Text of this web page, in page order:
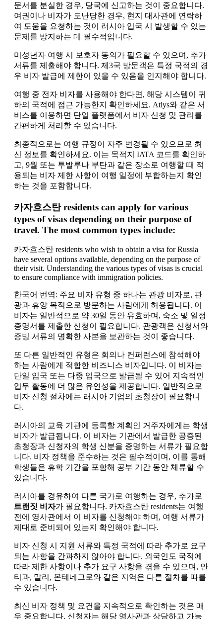
문서를 분실한 경우, 당국에 신고하는 것이 중요합니다.
여권이나 비자가 도난당한 경우, 현지 대사관에 연락하
여 도움을 요청하는 것이 러시아 입국 시 발생할 수 있는
문제를 방지하는 데 필수적입니다.
미성년자 여행 시 보호자 동의가 필요할 수 있으며, 추가
서류를 제출해야 합니다. 제3국 방문객은 특정 국적의 경
우 비자 발급에 제한이 있을 수 있음을 인지해야 합니다.
여행 중 전자 비자를 사용해야 한다면, 해당 시스템이 귀
하의 국적에 접근 가능한지 확인하세요. Atlys와 같은 서
비스를 이용하면 단일 플랫폼에서 비자 신청 및 관리를
간편하게 처리할 수 있습니다.
최종적으로는 여행 규정이 자주 변경될 수 있으므로 최
신 정보를 확인하세요. 이는 목적지 IATA 코드를 확인하
고, 9월 또는 투발루나 부탄과 같은 장소로 여행할 때 적
용되는 비자 제한 사항이 여행 일정에 부합하는지 확인
하는 것을 포함합니다.
카자흐스탄 residents can apply for various
types of visas depending on their purpose of
travel. The most common types include:
카자흐스탄 residents who wish to obtain a visa for Russia
have several options available, depending on the purpose of
their visit. Understanding the various types of visas is crucial
to ensure compliance with immigration policies.
한국어 번역: 주요 비자 유형 중 하나는 관광 비자로, 관
광과 휴양 목적으로 방문하는 사람에게 허용됩니다. 이
비자는 일반적으로 약 30일 동안 유효하며, 숙소 및 일정
증명서를 제출한 신청이 필요합니다. 관광객은 신청서와
증빙 서류의 명확한 사본을 보관하는 것이 좋습니다.
또 다른 일반적인 유형은 회의나 컨퍼런스에 참석해야
하는 사람에게 적합한 비즈니스 비자입니다. 이 비자는
단일 입국 또는 다중 입국으로 발급될 수 있어 지속적인
업무 활동에 더 많은 유연성을 제공합니다. 일반적으로
비자 신청 절차에는 러시아 기업의 초청장이 필요합니
다.
러시아의 교육 기관에 등록할 계획인 거주자에게는 학생
비자가 발급됩니다. 이 비자는 기관에서 발급한 공증된
초청장과 신청자의 학생 신분을 증명하는 서류가 필요합
니다. 비자 정책을 준수하는 것은 필수적이며, 이를 통해
학생들은 휴학 기간을 포함해 공부 기간 동안 체류할 수
있습니다.
러시아를 경유하여 다른 국가로 여행하는 경우, 추가로
트랜짓 비자가 필요합니다. 카자흐스탄 residents는 여행
전에 영사관에서 이 비자를 신청해야 하며, 여행 서류가
제대로 준비되어 있는지 확인해야 합니다.
비자 신청 시 지원 서류와 특정 국적에 따라 추가로 요구
되는 사항을 간과하지 않아야 합니다. 외국인도 국적에
따라 제한 사항이나 추가 요구 사항을 겪을 수 있으며, 안
티과, 말리, 몬테네그로와 같은 지역은 다른 절차를 따를
수 있습니다.
최신 비자 정책 및 요건을 지속적으로 확인하는 것은 매
우 중요합니다. 신청자는 해당 영사관과 상담하고 가능